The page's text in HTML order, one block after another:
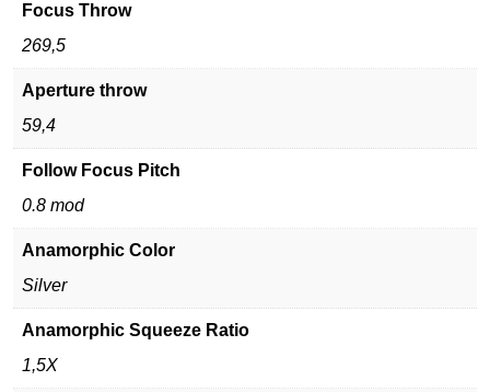
Focus Throw
269,5
Aperture throw
59,4
Follow Focus Pitch
0.8 mod
Anamorphic Color
Silver
Anamorphic Squeeze Ratio
1,5X